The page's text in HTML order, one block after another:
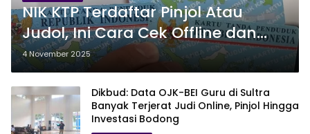
NIK KTP Terdaftar Pinjol Atau
Judol, Ini Cara Cek Offline dan
Online
4 November 2025
Dikbud: Data OJK-BEI Guru di Sultra
Banyak Terjerat Judi Online, Pinjol Hingga
Investasi Bodong